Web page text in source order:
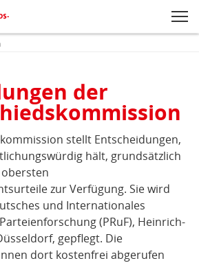
der
stellt Entscheidungen,
hält, grundsätzlich
zur Verfügung. Sie wird
und Internationales
(PRuF), Heinrich-
gepflegt. Die
dort kostenfrei abgerufen